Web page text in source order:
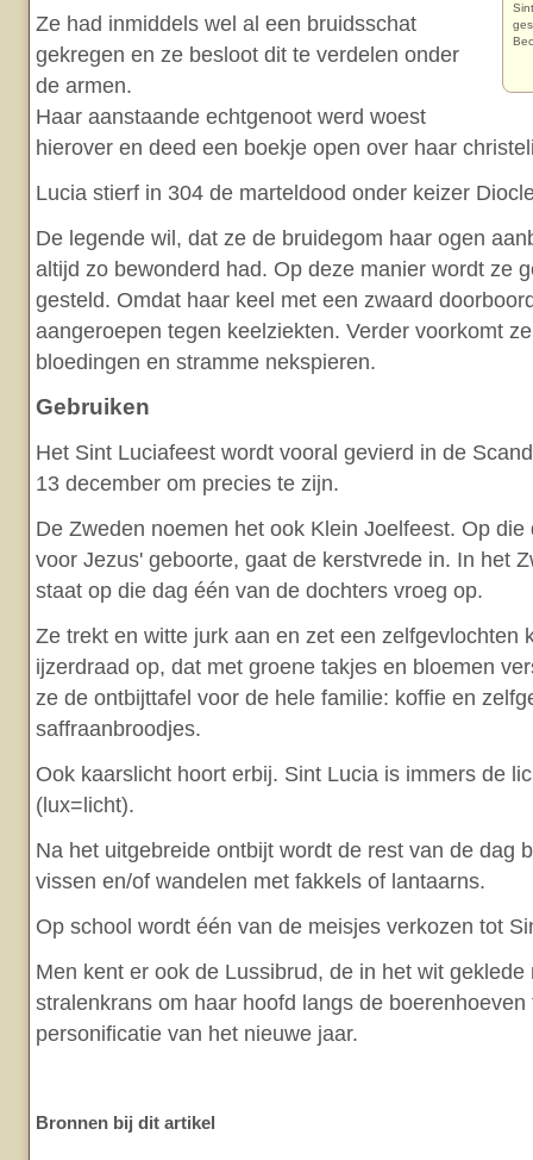
Ze had inmiddels wel al een bruidsschat
gekregen en ze besloot dit te verdelen onder
de armen.
Haar aanstaande echtgenoot werd woest
hierover en deed een boekje open over haar
Lucia stierf in 304 de marteldood onder keizer
De legende wil, dat ze de bruidegom haar ogen
altijd zo bewonderd had. Op deze manier wordt ze
gesteld. Omdat haar keel met een zwaard
aangeroepen tegen keelziekten. Verder voorkomt
bloedingen en stramme nekspieren.
Gebruiken
Het Sint Luciafeest wordt vooral gevierd in de
13 december om precies te zijn.
De Zweden noemen het ook Klein Joelfeest. Op
voor Jezus' geboorte, gaat de kerstvrede in. In het
staat op die dag één van de dochters vroeg op.
Ze trekt en witte jurk aan en zet een zelfgevlochten
ijzerdraad op, dat met groene takjes en bloemen
ze de ontbijttafel voor de hele familie: koffie en
saffraanbroodjes.
Ook kaarslicht hoort erbij. Sint Lucia is immers de
(lux=licht).
Na het uitgebreide ontbijt wordt de rest van de dag
vissen en/of wandelen met fakkels of lantaarns.
Op school wordt één van de meisjes verkozen tot
Men kent er ook de Lussibrud, de in het wit
stralenkrans om haar hoofd langs de boerenhoeven
personificatie van het nieuwe jaar.
Bronnen bij dit artikel